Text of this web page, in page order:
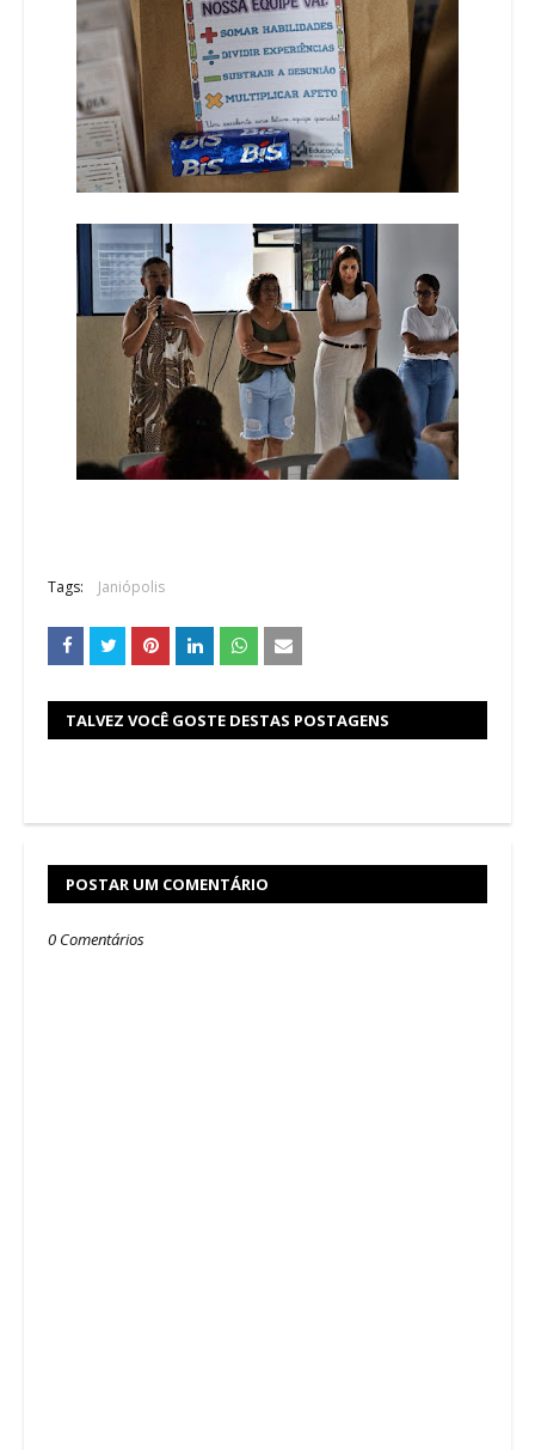
Tags: Janiópolis
TALVEZ VOCÊ GOSTE DESTAS POSTAGENS
POSTAR UM COMENTÁRIO
0 Comentários